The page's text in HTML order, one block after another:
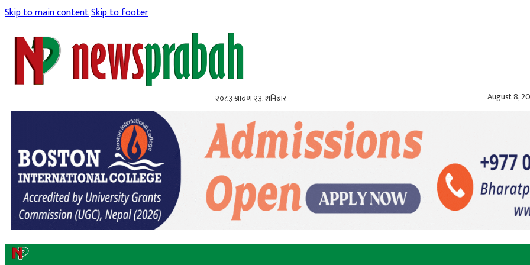
Skip to main contentSkip to footer
२०८३ श्रावण २३, शनिबार August 8,